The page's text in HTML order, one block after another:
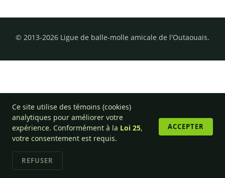
© 2013-2026 Ligue de balle-molle amicale de l'Outaouais.
Ce site utilise des témoins (cookies)
analytiques pour améliorer votre
expérience. Conformément à la Loi 25,
votre consentement est requis.
ACCEPTER
REFUSER